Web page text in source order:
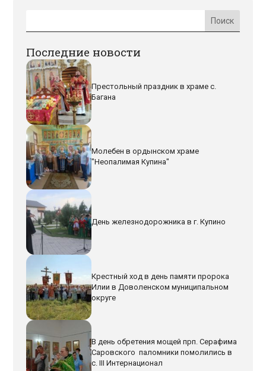
Последние новости
Престольный праздник в храме с.
Багана
Молебен в ордынском храме
"Неопалимая Купина"
День железнодорожника в г. Купино
Крестный ход в день памяти пророка
Илии в Доволенском муниципальном
округе
В день обретения мощей прп. Серафима
Саровского паломники помолились в
с. III Интернационал